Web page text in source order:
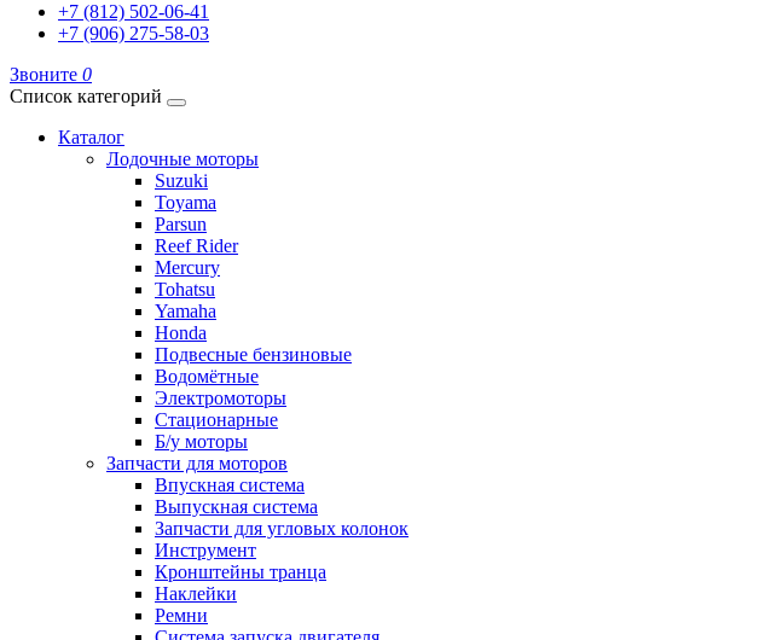
+7 (812) 502-06-41
+7 (906) 275-58-03
Звоните 0
Список категорий
Каталог
Лодочные моторы
Suzuki
Toyama
Parsun
Reef Rider
Mercury
Tohatsu
Yamaha
Honda
Подвесные бензиновые
Водомётные
Электромоторы
Стационарные
Б/у моторы
Запчасти для моторов
Впускная система
Выпускная система
Запчасти для угловых колонок
Инструмент
Кронштейны транца
Наклейки
Ремни